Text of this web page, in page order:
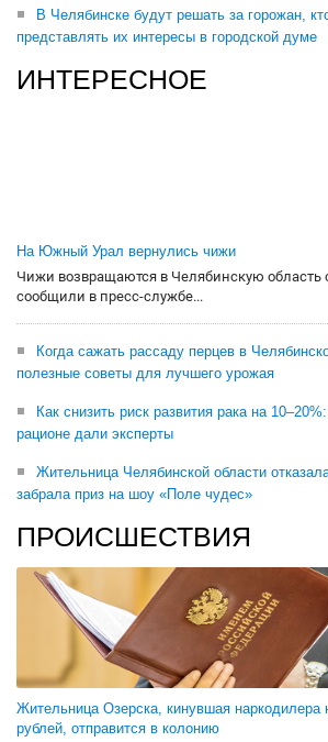
В Челябинске будут решать за горожан,
представлять их интересы в городской думе
ИНТЕРЕСНОЕ
На Южный Урал вернулись чижи
Чижи возвращаются в Челябинскую область
сообщили в пресс-службе...
Когда сажать рассаду перцев в
полезные советы для лучшего урожая
Как снизить риск развития рака на
рационе дали эксперты
Жительница Челябинской области
забрала приз на шоу «Поле чудес»
ПРОИСШЕСТВИЯ
Жительница Озерска, кинувшая наркодилера
рублей, отправится в колонию